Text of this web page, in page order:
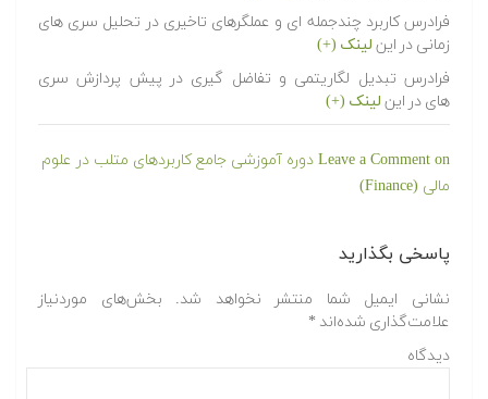
فرادرس کاربرد چندجمله ای و عملگرهای تاخیری در تحلیل سری های
زمانی در این لینک (+)
فرادرس تبدیل لگاریتمی و تفاضل گیری در پیش پردازش سری
های در این لینک (+)
Leave a Comment on دوره آموزشی جامع کاربردهای متلب در علوم
مالی (Finance)
پاسخی بگذارید
نشانی ایمیل شما منتشر نخواهد شد. بخش‌های موردنیاز
علامت‌گذاری شده‌اند *
دیدگاه